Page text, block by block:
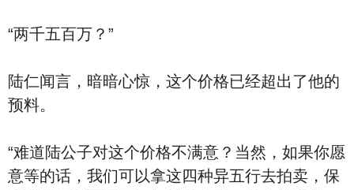
“两千五百万？”
陆仁闻言，暗暗心惊，这个价格已经超出了他的
预料。
“难道陆公子对这个价格不满意？当然，如果你愿
意等的话，我们可以拿这四种异五行去拍卖，保